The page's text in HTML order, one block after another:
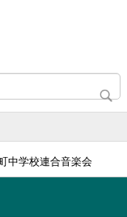
中学校連合音楽会